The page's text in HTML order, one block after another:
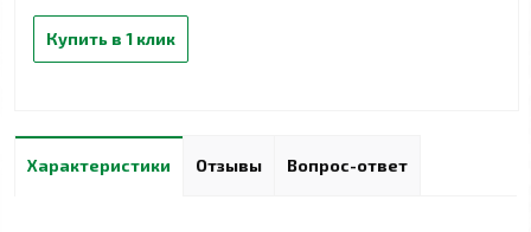
Купить в 1 клик
Характеристики Отзывы Вопрос-ответ